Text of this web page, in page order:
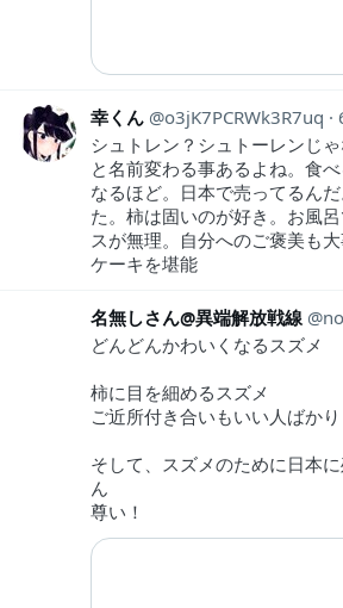
幸くん o3jK7PCRWk3R7uq
シュトレン？シュトーレンじ
と名前変わる事あるよね。食べ
なるほど。日本で売ってるん
た。柿は固いのが好き。お風
スが無理。自分へのご褒美も
ケーキを堪能
名無しさん@異端解放戦線
どんどんかわいくなるスズメ
柿に目を細めるスズメ
ご近所付き合いもいい人ばかり
そして、スズメのために日本
ん
尊い！